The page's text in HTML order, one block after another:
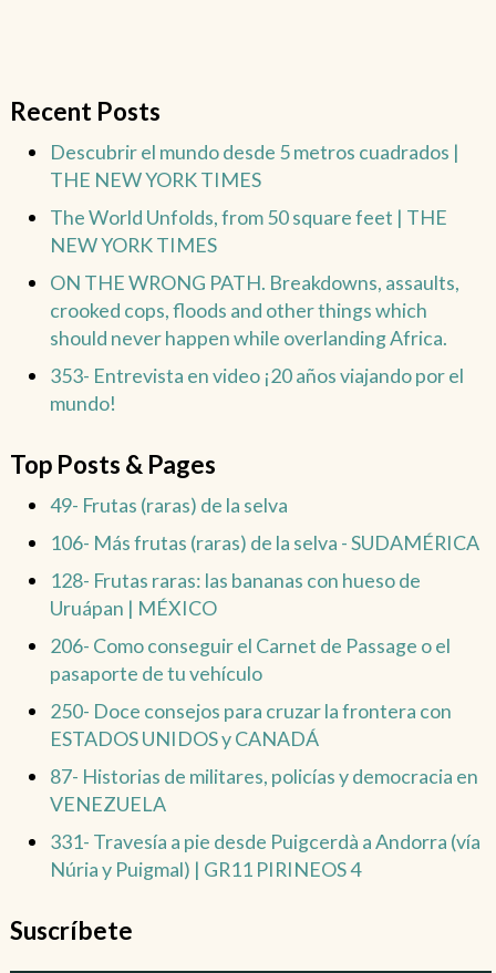
Recent Posts
Descubrir el mundo desde 5 metros cuadrados |
THE NEW YORK TIMES
The World Unfolds, from 50 square feet | THE
NEW YORK TIMES
ON THE WRONG PATH. Breakdowns, assaults,
crooked cops, floods and other things which
should never happen while overlanding Africa.
353- Entrevista en video ¡20 años viajando por el
mundo!
Top Posts & Pages
49- Frutas (raras) de la selva
106- Más frutas (raras) de la selva - SUDAMÉRICA
128- Frutas raras: las bananas con hueso de
Uruápan | MÉXICO
206- Como conseguir el Carnet de Passage o el
pasaporte de tu vehículo
250- Doce consejos para cruzar la frontera con
ESTADOS UNIDOS y CANADÁ
87- Historias de militares, policías y democracia en
VENEZUELA
331- Travesía a pie desde Puigcerdà a Andorra (vía
Núria y Puigmal) | GR11 PIRINEOS 4
Suscríbete